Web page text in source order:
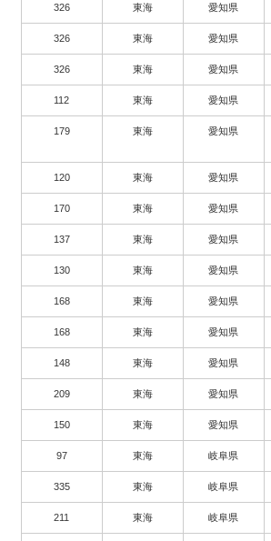
326 東海 愛知県
326 東海 愛知県
326 東海 愛知県
112 東海 愛知県
179 東海 愛知県
120 東海 愛知県
170 東海 愛知県
137 東海 愛知県
130 東海 愛知県
168 東海 愛知県
168 東海 愛知県
148 東海 愛知県
209 東海 愛知県
150 東海 愛知県
97 東海 岐阜県
335 東海 岐阜県
211 東海 岐阜県